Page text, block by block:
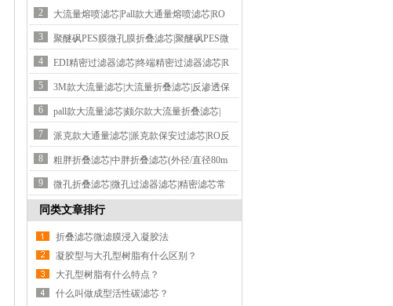
2 大流量熔喷滤芯|Pall款大通量熔喷滤芯|RO
3 聚醚砜PES膜微孔膜折叠滤芯|聚醚砜PES微
4 EDI精密过滤器滤芯|终端精密过滤器滤芯|R
5 3M款大流量滤芯|大流量折叠滤芯|反渗透保
6 pall款大流量滤芯|颇尔款大流量折叠滤芯|
7 派克款大通量滤芯|派克款保安过滤芯|RO反
8 粗胖折叠滤芯|中胖折叠滤芯(外径/直径80m
9 微孔折叠滤芯|微孔过滤器滤芯|精密滤芯常
同类文章排行
折叠滤芯微滤膜浸入凝胶法
凝胶型与大孔型树脂有什么区别？
大孔型树脂有什么特点？
什么叫做成型活性碳滤芯？